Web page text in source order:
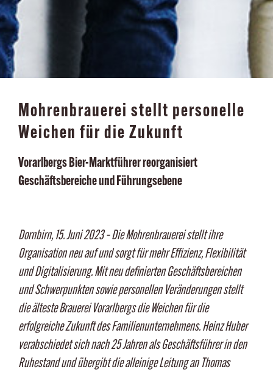
Mohrenbrauerei stellt personelle
Weichen für die Zukunft
Vorarlbergs Bier-Marktführer reorganisiert
Geschäftsbereiche und Führungsebene
Dornbirn, 15. Juni 2023 – Die Mohrenbrauerei stellt ihre
Organisation neu auf und sorgt für mehr Effizienz, Flexibilität
und Digitalisierung. Mit neu definierten Geschäftsbereichen
und Schwerpunkten sowie personellen Veränderungen stellt
die älteste Brauerei Vorarlbergs die Weichen für die
erfolgreiche Zukunft des Familienunternehmens. Heinz Huber
verabschiedet sich nach 25 Jahren als Geschäftsführer in den
Ruhestand und übergibt die alleinige Leitung an Thomas